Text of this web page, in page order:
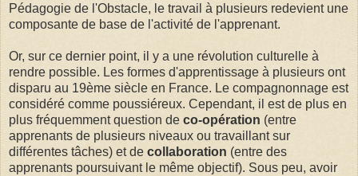
Pédagogie de l'Obstacle, le travail à plusieurs redevient une
composante de base de l'activité de l'apprenant.
Or, sur ce dernier point, il y a une révolution culturelle à
rendre possible. Les formes d'apprentissage à plusieurs ont
disparu au 19ème siècle en France. Le compagnonnage est
considéré comme poussiéreux. Cependant, il est de plus en
plus fréquemment question de co-opération (entre
apprenants de plusieurs niveaux ou travaillant sur
différentes tâches) et de collaboration (entre des
apprenants poursuivant le même objectif). Sous peu, avoir